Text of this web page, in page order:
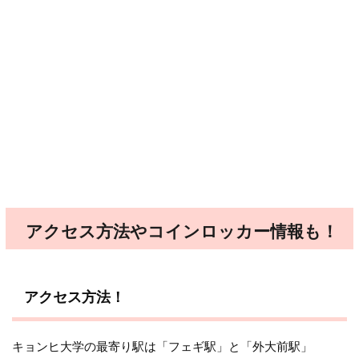
アクセス方法やコインロッカー情報も！
アクセス方法！
キョンヒ大学の最寄り駅は「フェギ駅」と「外大前駅」